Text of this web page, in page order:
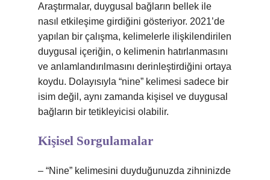
Araştırmalar, duygusal bağların bellek ile
nasıl etkileşime girdiğini gösteriyor. 2021’de
yapılan bir çalışma, kelimelerle ilişkilendirilen
duygusal içeriğin, o kelimenin hatırlanmasını
ve anlamlandırılmasını derinleştirdiğini ortaya
koydu. Dolayısıyla “nine” kelimesi sadece bir
isim değil, aynı zamanda kişisel ve duygusal
bağların bir tetikleyicisi olabilir.
Kişisel Sorgulamalar
– “Nine” kelimesini duyduğunuzda zihninizde